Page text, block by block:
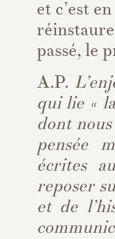
et c’est
passé, le
A.P.
qui lie «
dont
pensée
écrites
reposer
et de